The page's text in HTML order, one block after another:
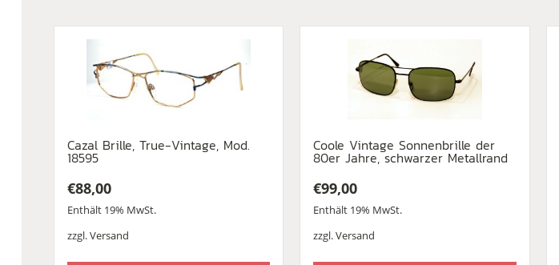
Cazal Brille, True-Vintage, Mod.
18595
€88,00
Enthält 19% MwSt.
zzgl.Versand
Coole Vintage Sonnenbrille der
80er Jahre, schwarzer Metallrand
€99,00
Enthält 19% MwSt.
zzgl.Versand